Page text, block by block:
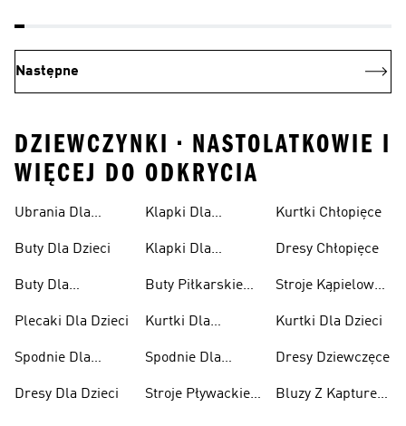
Następne
DZIEWCZYNKI • NASTOLATKOWIE I
WIĘCEJ DO ODKRYCIA
Ubrania Dla
Buty Dla Dzieci
Buty Dla
Plecaki Dla Dzieci
Spodnie Dla
Dresy Dla Dzieci
Klapki Dla
Klapki Dla
Buty Piłkarskie
Kurtki Dla
Spodnie Dla
Stroje Pływackie
Kurtki Chłopięce
Dresy Chłopięce
Stroje Kąpielowe
Kurtki Dla Dzieci
Dresy Dziewczęce
Bluzy Z Kapturem